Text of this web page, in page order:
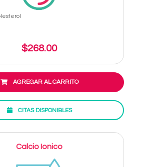
$268.00
AGREGAR AL CARRITO
CITAS DISPONIBLES
Calcio Ionico